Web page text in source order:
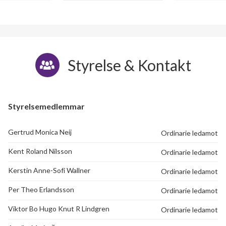
Styrelse & Kontakt
Styrelsemedlemmar
Gertrud Monica Neij Ordinarie ledamot
Kent Roland Nilsson Ordinarie ledamot
Kerstin Anne-Sofi Wallner Ordinarie ledamot
Per Theo Erlandsson Ordinarie ledamot
Viktor Bo Hugo Knut R Lindgren Ordinarie ledamot